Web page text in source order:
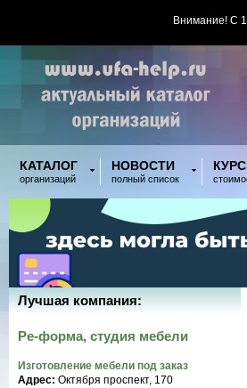
Внимание! С
КАТАЛОГ
организаций
НОВОСТИ
полный список
Лучшая компания:
Ре-форма, студия мебели
Изготовление мебели под заказ
Адрес: Октября проспект, 170